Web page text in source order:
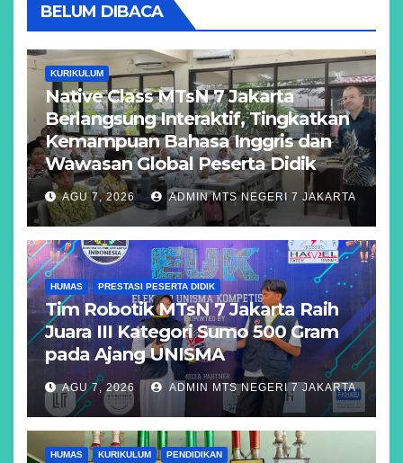
BELUM DIBACA
KURIKULUM
Native Class MTsN 7 Jakarta
Berlangsung Interaktif, Tingkatkan
Kemampuan Bahasa Inggris dan
Wawasan Global Peserta Didik
AGU 7, 2026 ADMIN MTS NEGERI 7 JAKARTA
HUMAS PRESTASI PESERTA DIDIK
Tim Robotik MTsN 7 Jakarta Raih
Juara III Kategori Sumo 500 Gram
pada Ajang UNISMA
AGU 7, 2026 ADMIN MTS NEGERI 7 JAKARTA
HUMAS KURIKULUM PENDIDIKAN